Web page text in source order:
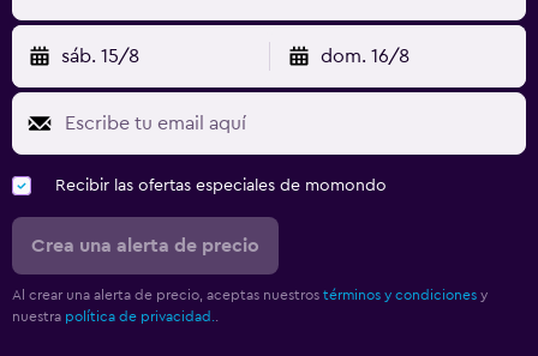
sáb. 15/8 dom. 16/8
Recibir las ofertas especiales de momondo
Crea una alerta de precio
Al crear una alerta de precio, aceptas nuestros términos y condiciones y
nuestra política de privacidad.